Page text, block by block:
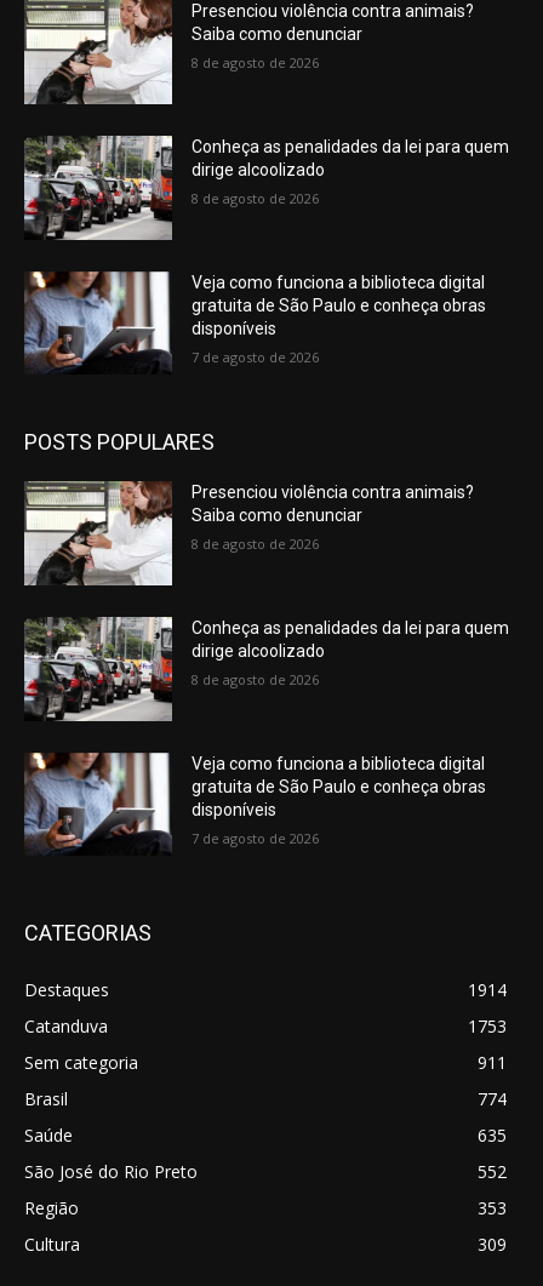
Presenciou violência contra animais?
Saiba como denunciar
8 de agosto de 2026
Conheça as penalidades da lei para quem
dirige alcoolizado
8 de agosto de 2026
Veja como funciona a biblioteca digital
gratuita de São Paulo e conheça obras
disponíveis
7 de agosto de 2026
POSTS POPULARES
Presenciou violência contra animais?
Saiba como denunciar
8 de agosto de 2026
Conheça as penalidades da lei para quem
dirige alcoolizado
8 de agosto de 2026
Veja como funciona a biblioteca digital
gratuita de São Paulo e conheça obras
disponíveis
7 de agosto de 2026
CATEGORIAS
Destaques
1914
Catanduva
1753
Sem categoria
911
Brasil
774
Saúde
635
São José do Rio Preto
552
Região
353
Cultura
309